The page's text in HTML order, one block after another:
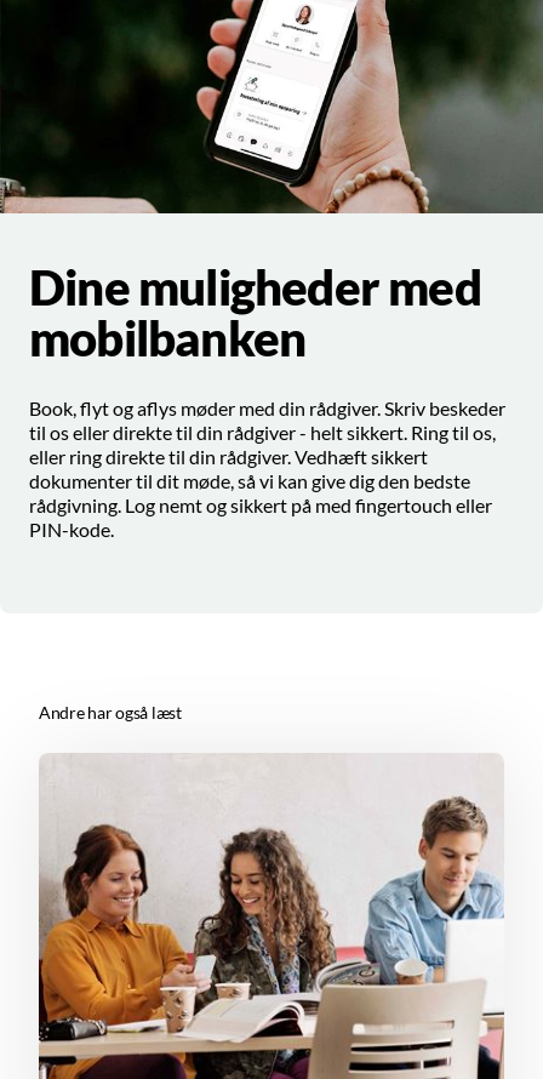
Dine muligheder med
mobilbanken
Book, flyt og aflys møder med din rådgiver. Skriv beskeder
til os eller direkte til din rådgiver - helt sikkert. Ring til os,
eller ring direkte til din rådgiver. Vedhæft sikkert
dokumenter til dit møde, så vi kan give dig den bedste
rådgivning. Log nemt og sikkert på med fingertouch eller
PIN-kode.
Andre har også læst